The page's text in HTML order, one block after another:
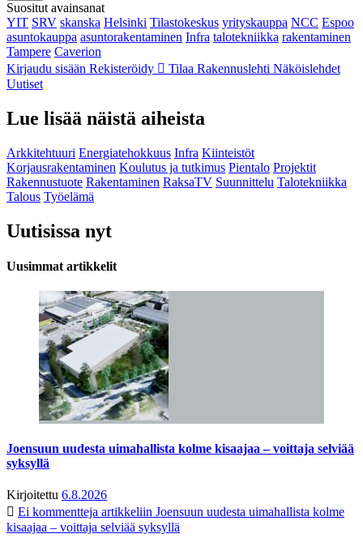
Suositut avainsanat
YIT SRV skanska Helsinki Tilastokeskus yrityskauppa NCC Espoo
asuntokauppa asuntorakentaminen Infra talotekniikka rakentaminen
Tampere Caverion
Kirjaudu sisään Rekisteröidy Tilaa Rakennuslehti Näköislehdet
Uutiset
Lue lisää näistä aiheista
Arkkitehtuuri Energiatehokkuus Infra Kiinteistöt
Korjausrakentaminen Koulutus ja tutkimus Pientalo Projektit
Rakennustuote Rakentaminen RaksaTV Suunnittelu Talotekniikka
Talous Työelämä
Uutisissa nyt
Uusimmat artikkelit
Joensuun uudesta uimahallista kolme kisaajaa – voittaja selviää
syksyllä
Kirjoitettu 6.8.2026
Ei kommentteja artikkeliin Joensuun uudesta uimahallista kolme
kisaajaa – voittaja selviää syksyllä